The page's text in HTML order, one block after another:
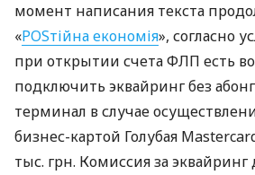
момент написания текста
«POSтійна економія», согласно
при открытии счета ФЛП есть
подключить эквайринг без
терминал в случае
бизнес-картой Голубая
тыс. грн. Комиссия за эквайринг